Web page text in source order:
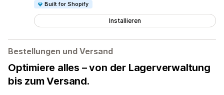
Built for Shopify
Installieren
Bestellungen und Versand
Optimiere alles – von der Lagerverwaltung
bis zum Versand.